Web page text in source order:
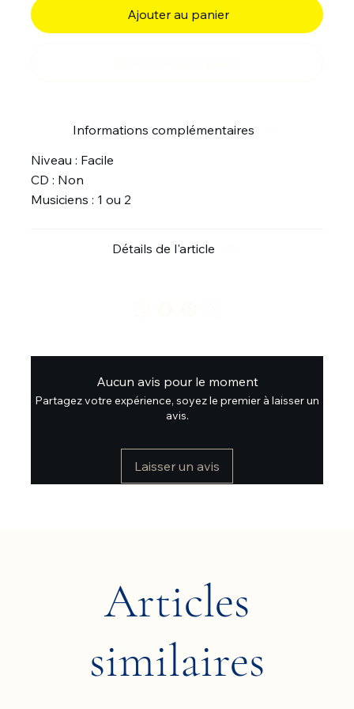
Ajouter au panier
Informations complémentaires
Niveau : Facile
CD : Non
Musiciens : 1 ou 2
Détails de l'article
Aucun avis pour le moment
Partagez votre expérience, soyez le premier à laisser un
avis.
Laisser un avis
Articles
similaires